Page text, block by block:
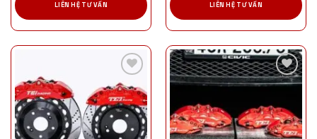
LIÊN HỆ TƯ VẤN LIÊN HỆ TƯ VẤN